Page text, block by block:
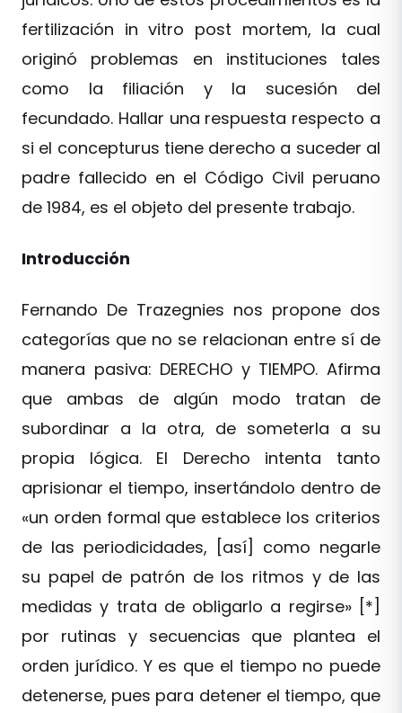
fertilización in vitro post mortem, la cual
originó problemas en instituciones tales
como la filiación y la sucesión del
fecundado. Hallar una respuesta respecto a
si el concepturus tiene derecho a suceder al
padre fallecido en el Código Civil peruano
de 1984, es el objeto del presente trabajo.
Introducción
Fernando De Trazegnies nos propone dos
categorías que no se relacionan entre sí de
manera pasiva: DERECHO y TIEMPO. Afirma
que ambas de algún modo tratan de
subordinar a la otra, de someterla a su
propia lógica. El Derecho intenta tanto
aprisionar el tiempo, insertándolo dentro de
«un orden formal que establece los criterios
de las periodicidades, [así] como negarle
su papel de patrón de los ritmos y de las
medidas y trata de obligarlo a regirse» [*]
por rutinas y secuencias que plantea el
orden jurídico. Y es que el tiempo no puede
detenerse, pues para detener el tiempo, que